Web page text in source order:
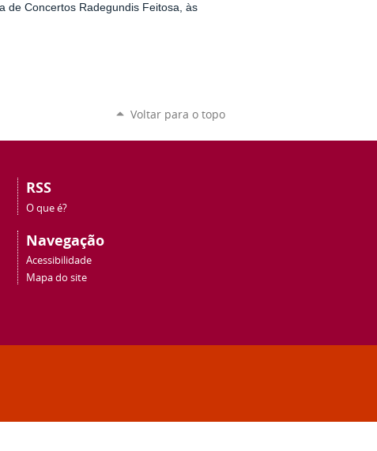
de Concertos Radegundis Feitosa, às
Voltar para o topo
RSS
O que é?
Navegação
Acessibilidade
Mapa do site